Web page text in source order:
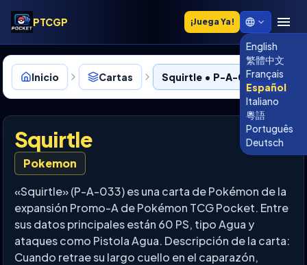
PTCGP ¡Juega Ya!
English
繁體中文
Français
Español
Italiano
粵語
Português
Deutsch
Inicio Cartas Squirtle • P-A-033
Squirtle
Pokemon
«Squirtle» (P-A-033) es una carta de Pokémon de la
expansión Promo-A de Pokémon TCG Pocket. Entre
sus datos principales están 60 PS, tipo Agua y
ataques como Pistola Agua. Descripción de la carta:
Cuando retrae su largo cuello en el caparazón,